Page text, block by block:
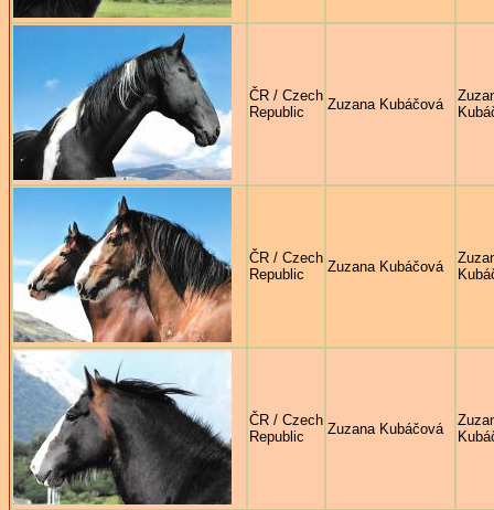
ČR / Czech
Republic
Zuzana Kubáčová
ČR / Czech
Republic
Zuzana Kubáčová
ČR / Czech
Republic
Zuzana Kubáčová